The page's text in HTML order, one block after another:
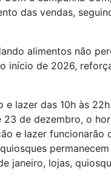
das vendas,
alimentos não
início de 2026,
lazer das 10h às
de dezembro, o
e lazer funcionarão
janeiro, lojas,